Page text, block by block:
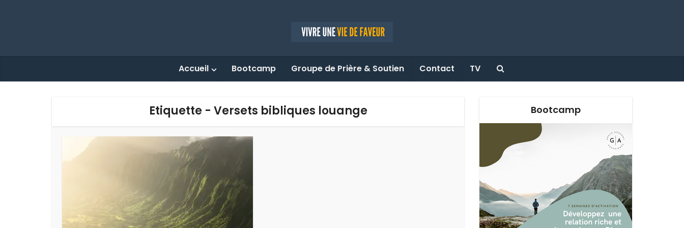
Accueil Bootcamp Groupe de Prière & Soutien Contact TV
Etiquette - Versets bibliques louange Bootcamp